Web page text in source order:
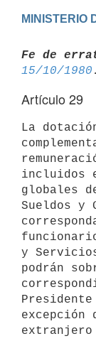
MINISTERIO
Fe de
15/10/1980
Artículo 29
La
incluidos
globales
Sueldos y
y
podrán
excepción
extranjero